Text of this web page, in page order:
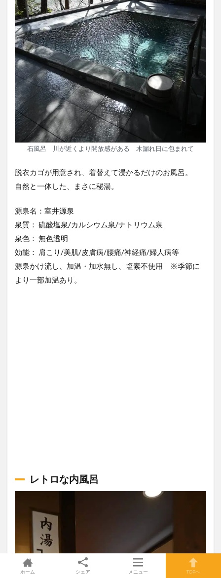
石風呂 川が近くより開放感がある 木漏れ日に包まれて
脱衣カゴが用意され、着替えて浸かるだけのお風呂。
自然と一体した、まさに秘湯。
源泉名：室井源泉
泉質： 硫酸塩泉/カルシウム泉/ナトリウム泉
泉色： 無色透明
効能： 肩こり/美肌/皮膚病/腰痛/神経痛/婦人病等
源泉かけ流し、加温・加水無し、塩素不使用 ※季節に
より一部加温あり。
レトロな内風呂
ホーム シェア メニュー TOPへ